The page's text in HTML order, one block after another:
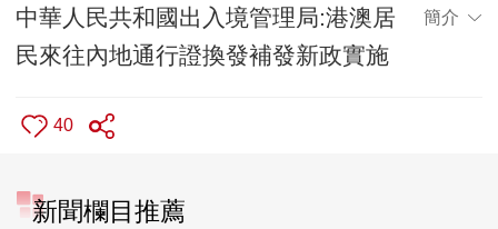
中華人民共和國出入境管理局:港澳居
民來往內地通行證換發補發新政實施
簡介
40
新聞欄目推薦